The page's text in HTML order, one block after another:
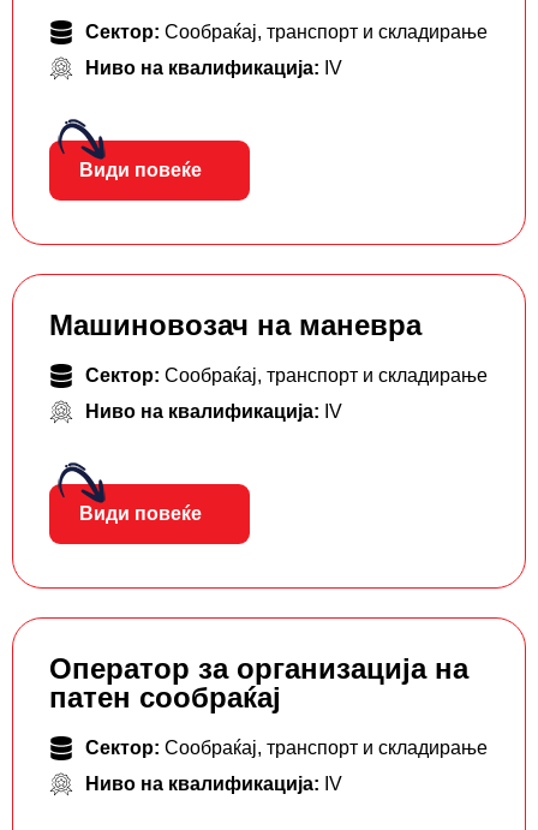
Сектор: Сообраќај, транспорт и складирање
Ниво на квалификација: IV
Види повеќе
Машиновозач на маневра
Сектор: Сообраќај, транспорт и складирање
Ниво на квалификација: IV
Види повеќе
Оператор за организација на
патен сообраќај
Сектор: Сообраќај, транспорт и складирање
Ниво на квалификација: IV